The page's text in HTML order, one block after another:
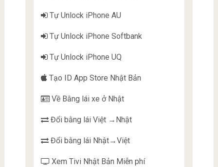
Tự Unlock iPhone AU
Tự Unlock iPhone Softbank
Tự Unlock iPhone UQ
Tạo ID App Store Nhật Bản
Về Bằng lái xe ở Nhật
Đổi bằng lái Việt →Nhật
Đổi bằng lái Nhật→Việt
Xem Tivi Nhật Bản Miễn phí